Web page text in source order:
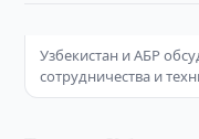
Узбекистан и АБР
сотрудничества и